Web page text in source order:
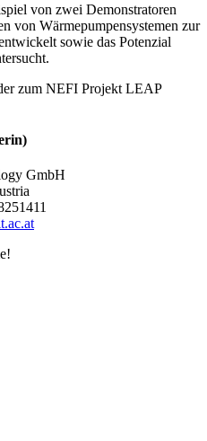
von zwei Demonstratoren
von Wärmepumpensystemen zur
sowie das Potenzial
zum NEFI Projekt LEAP
GmbH